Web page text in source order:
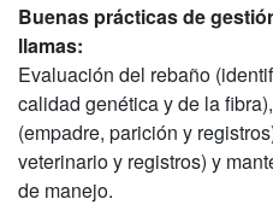
Buenas prácticas de
llamas:
Evaluación del rebaño
calidad genética y de la
(empadre, parición y
veterinario y registros) y
de manejo.